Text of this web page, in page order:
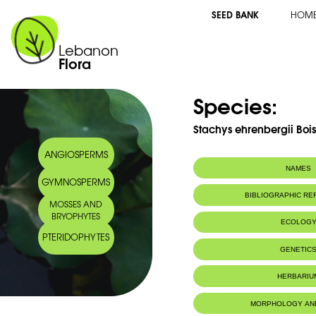
Lebanon
Flora
SEED BANK
ANGIOSPERMS
GYMNOSPERMS
MOSSES AND
BRYOPHYTES
PTERIDOPHYTES
Species:
Stachys ehrenbergii
NAMES
Common name: Epiaire
Arabic name: قرطوم إهرنبرغ ‎
BIBLIOGRAPHIC
ECOLOGY
Lebanon
Habitat : Rochers en
MORPHOLOGY